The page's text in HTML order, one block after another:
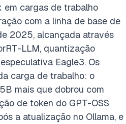
em cargas de trabalho
com a linha de base de
2025, alcançada através
LLM, quantização
Eagle3. Os
carga de trabalho: o
mais que dobrou com
de token do GPT-OSS
a atualização no Ollama, e